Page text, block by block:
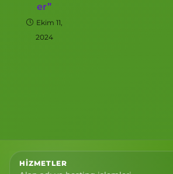
er”
Ekim 11,
2024
HIZMETLER